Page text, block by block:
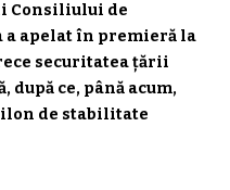
Consiliului de
a apelat în premieră la
securitatea țării
ce, până acum,
de stabilitate